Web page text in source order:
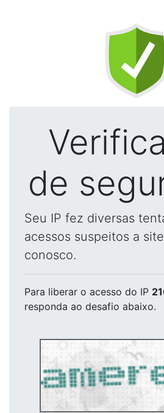
de
Seu IP fez diversas
acessos suspeitos a
conosco.
Para liberar o acesso do IP
responda ao desafio abaixo.